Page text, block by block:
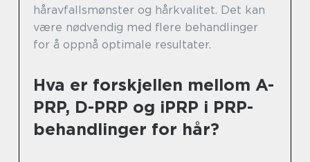
håravfallsmønster og hårkvalitet. Det kan
være nødvendig med flere behandlinger
for å oppnå optimale resultater.
Hva er forskjellen mellom A-
PRP, D-PRP og iPRP i PRP-
behandlinger for hår?